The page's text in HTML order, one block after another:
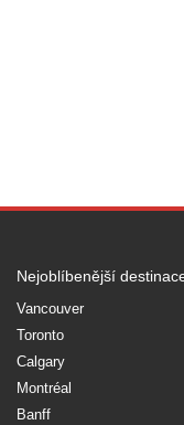
Nejoblíbenější
Vancouver
Toronto
Calgary
Montréal
Banff